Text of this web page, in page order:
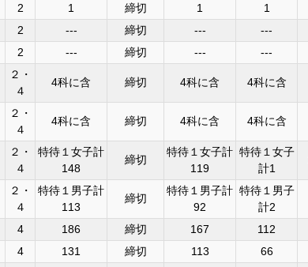
2 1 締切 1 1
2 --- 締切 --- ---
2 --- 締切 --- ---
２・
４
4科に含 締切 4科に含 4科に含
２・
４
4科に含 締切 4科に含 4科に含
２・
４
特待１女子計
148
締切
特待１女子計
119
特待１女子
計1
２・
４
特待１男子計
113
締切
特待１男子計
92
特待１男子
計2
4 186 締切 167 112
4 131 締切 113 66